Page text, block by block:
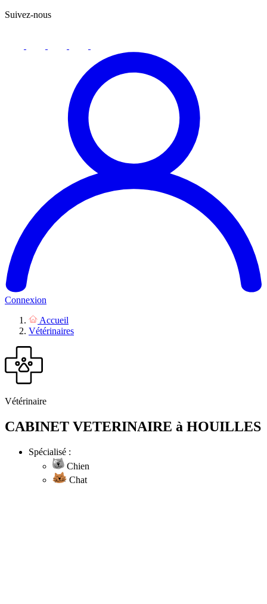
Suivez-nous
Connexion
Accueil
Vétérinaires
Vétérinaire
CABINET VETERINAIRE à HOUILLES
Spécialisé :
Chien
Chat